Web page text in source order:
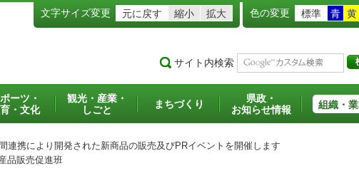
文字サイズ変更 元に戻す 縮小 拡大 色の変更 標準 青 黄
サイト内検索
ーツ・
・文化
観光・産業・
しごと
まちづくり
県政・
お知らせ情報
組織・
連携により開発された新商品の販売及びPRイベントを開催します
品販売促進班